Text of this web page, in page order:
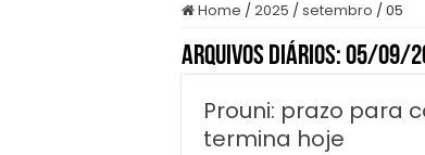
Home /2025 /setembro /05
Arquivos Diários:05/09/
Prouni: prazo para
termina hoje